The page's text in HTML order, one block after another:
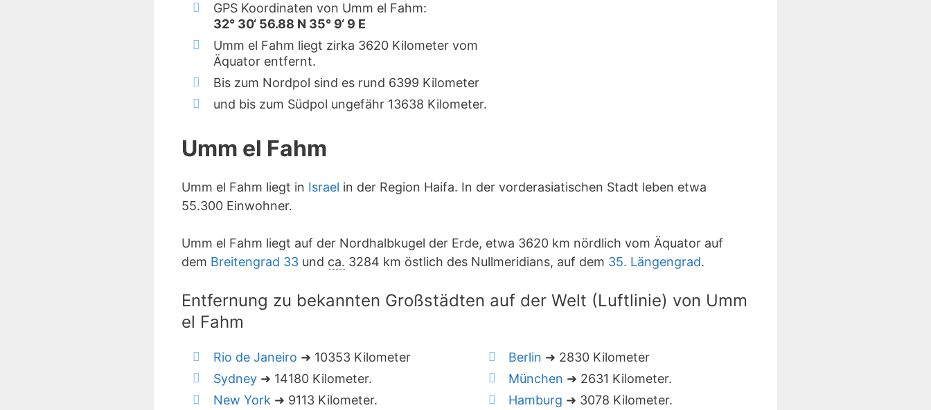
GPS Koordinaten von Umm el Fahm:
32° 30‘ 56.88 N 35° 9‘ 9 E
Umm el Fahm liegt zirka 3620 Kilometer vom
Äquator entfernt.
Bis zum Nordpol sind es rund 6399 Kilometer
und bis zum Südpol ungefähr 13638 Kilometer.
Umm el Fahm
Umm el Fahm liegt in Israel in der Region Haifa. In der vorderasiatischen Stadt leben etwa
55.300 Einwohner.
Umm el Fahm liegt auf der Nordhalbkugel der Erde, etwa 3620 km nördlich vom Äquator auf
dem Breitengrad 33 und ca. 3284 km östlich des Nullmeridians, auf dem 35. Längengrad.
Entfernung zu bekannten Großstädten auf der Welt (Luftlinie) von Umm
el Fahm
Rio de Janeiro ➜ 10353 Kilometer
Sydney ➜ 14180 Kilometer.
New York ➜ 9113 Kilometer.
Berlin ➜ 2830 Kilometer
München ➜ 2631 Kilometer.
Hamburg ➜ 3078 Kilometer.